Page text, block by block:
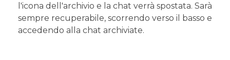
l'icona dell'archivio e la chat verrà spostata. Sarà
sempre recuperabile, scorrendo verso il basso e
accedendo alla chat archiviate.